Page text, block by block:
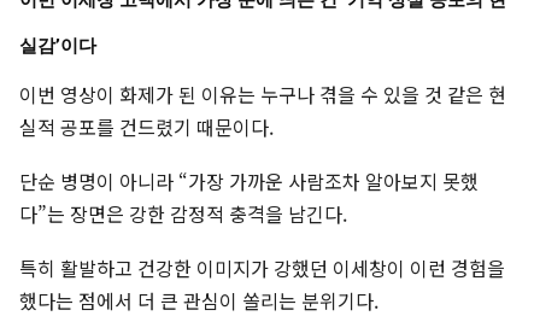
실감’이다
이번 영상이 화제가 된 이유는 누구나 겪을 수 있을 것 같은 현
실적 공포를 건드렸기 때문이다.
단순 병명이 아니라 “가장 가까운 사람조차 알아보지 못했
다”는 장면은 강한 감정적 충격을 남긴다.
특히 활발하고 건강한 이미지가 강했던 이세창이 이런 경험을
했다는 점에서 더 큰 관심이 쏠리는 분위기다.